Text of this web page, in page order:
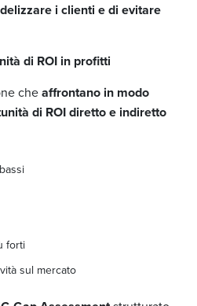
i clienti e di evitare
di ROI in profitti
cheaffrontano in modo
di ROI diretto e indiretto
forti
sul mercato